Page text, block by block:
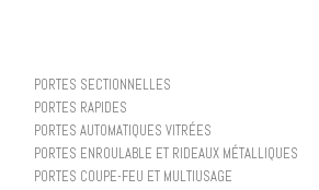
PORTES SECTIONNELLES
PORTES RAPIDES
PORTES AUTOMATIQUES VITRÉES
PORTES ENROULABLE ET RIDEAUX MÉTALLIQUES
PORTES COUPE-FEU ET MULTIUSAGE